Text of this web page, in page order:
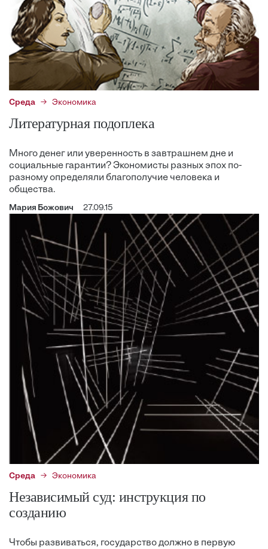
Среда Экономика
Литературная подоплека
Много денег или уверенность в завтрашнем дне и
социальные гарантии? Экономисты разных эпох по-
разному определяли благополучие человека и
общества.
Мария Божович 27.09.15
Среда Экономика
Независимый суд: инструкция по
созданию
Чтобы развиваться, государство должно в первую